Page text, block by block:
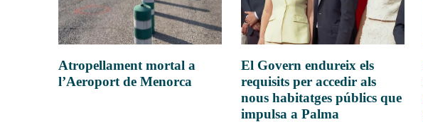
Atropellament mortal a
l’Aeroport de Menorca
El Govern endureix els
requisits per accedir als
nous habitatges públics que
impulsa a Palma